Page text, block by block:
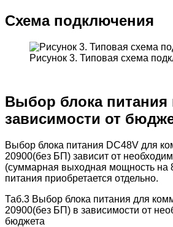
Схема подключения
Рисунок 3. Типовая схема
Выбор блока питания
зависимости от
Выбор блока питания DC48V для
20900(без БП) зависит от
(суммарная выходная мощность на
питания приобретается отдельно.
Таб.3 Выбор блока питания для
20900(без БП) в зависимости от
бюджета